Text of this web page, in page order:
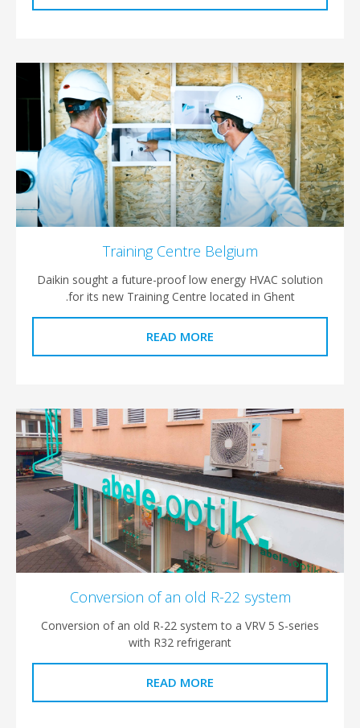
Training Centre Belgium
Daikin sought a future-proof low energy HVAC
for its new Training Centre located in Ghent.
READ MORE
Conversion of an old R-22 system
Conversion of an old R-22 system to a VRV 5 S-
with R32 refrigerant
READ MORE